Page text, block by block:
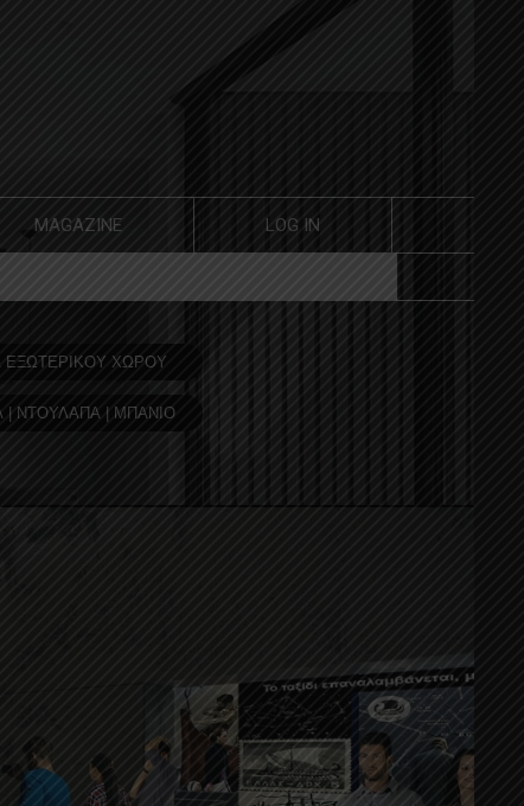
MAGAZINE LOG IN
ΕΞΩΤΕΡΙΚΟΥ ΧΩΡΟΥ
| ΝΤΟΥΛΑΠΑ | ΜΠΑΝΙΟ